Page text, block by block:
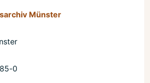
Münster
0